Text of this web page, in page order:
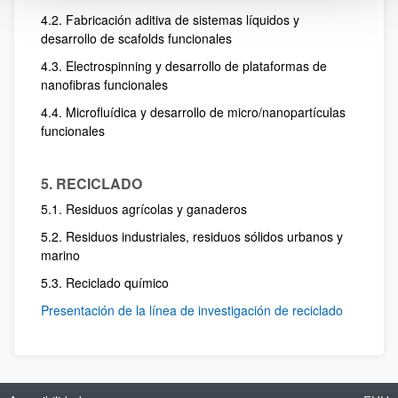
4.2. Fabricación aditiva de sistemas líquidos y
desarrollo de scafolds funcionales
4.3. Electrospinning y desarrollo de plataformas de
nanofibras funcionales
4.4. Microfluídica y desarrollo de micro/nanopartículas
funcionales
5. RECICLADO
5.1. Residuos agrícolas y ganaderos
5.2. Residuos industriales, residuos sólidos urbanos y
marino
5.3. Reciclado químico
Presentación de la línea de investigación de reciclado